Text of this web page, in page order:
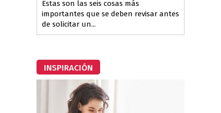
Estas son las seis cosas más
importantes que se deben revisar antes
de solicitar un...
INSPIRACIÓN